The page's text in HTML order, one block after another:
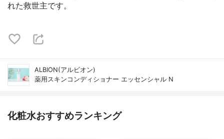
れた救世主です。
ALBION(アルビオン)
薬用スキンコンディショナー エッセンシャル N
化粧水おすすめランキング